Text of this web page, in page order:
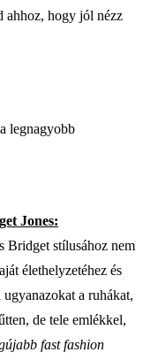
ahhoz, hogy jól nézz
legnagyobb
Jones:
Bridget stílusához nem
élethelyzetéhez és
a ruhákat,
de tele emlékkel,
fast fashion